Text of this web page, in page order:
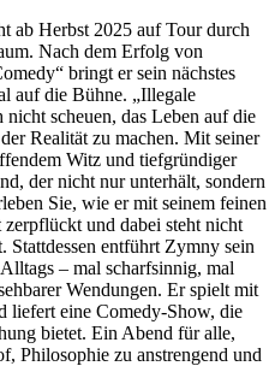
ab Herbst 2025 auf Tour durch
Nach dem Erfolg von
bringt er sein nächstes
auf die Bühne. „Illegale
scheuen, das Leben auf die
Realität zu machen. Mit seiner
Witz und tiefgründiger
der nicht nur unterhält, sondern
Sie, wie er mit seinem feinen
und dabei steht nicht
entführt Zymny sein
– mal scharfsinnig, mal
Wendungen. Er spielt mit
liefert eine Comedy-Show, die
bietet. Ein Abend für alle,
Philosophie zu anstrengend und